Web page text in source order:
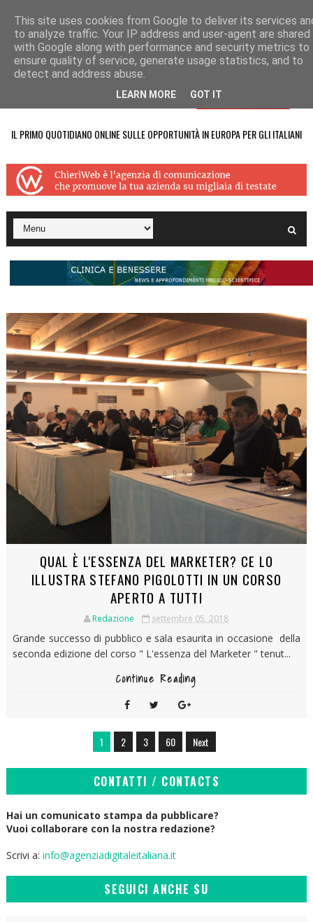
IL PRIMO QUOTIDIANO ONLINE SULLE OPPORTUNITÀ IN EUROPA PER GLI ITALIANI
QUAL È L'ESSENZA DEL MARKETER? CE LO
ILLUSTRA STEFANO PIGOLOTTI IN UN CORSO
APERTO A TUTTI
Redazione settembre 05, 2018
Grande successo di pubblico e sala esaurita in occasione della
seconda edizione del corso " L'essenza del Marketer " tenut...
Continue Reading
1 2 3 60 Next
CONTATTI / CONTACTS
Hai un comunicato stampa da pubblicare?
Vuoi collaborare con la nostra redazione?
Scrivi a: info@agenziadigitaleitaliana.it
SEGUICI ANCHE SU
This site uses cookies from Google to deliver its services
to analyze traffic. Your IP address and user-agent are shared
with Google along with performance and security metrics to
ensure quality of service, generate usage statistics, and to
detect and address abuse.
LEARN MORE GOT IT